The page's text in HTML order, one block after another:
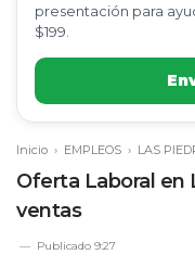
presentación para
$199.
Inicio › EMPLEOS › LAS
Oferta Laboral en
ventas
Publicado 9:27